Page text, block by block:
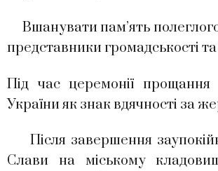
Вшанувати пам’ять
представники громадськості
Під час церемонії
України як знак вдячності за
Після завершення
Слави на міському